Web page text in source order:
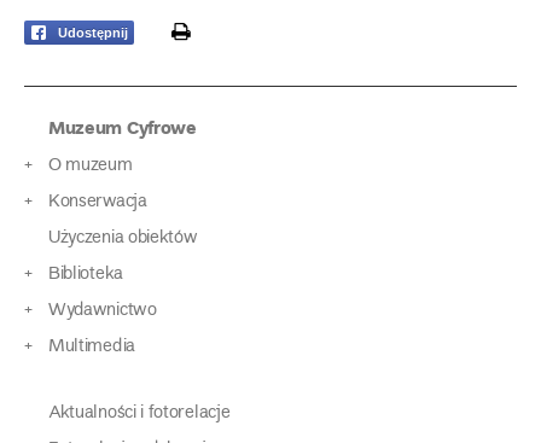
Udostępnij print
Muzeum Cyfrowe
O muzeum
Konserwacja
Użyczenia obiektów
Biblioteka
Wydawnictwo
Multimedia
Aktualności i fotorelacje